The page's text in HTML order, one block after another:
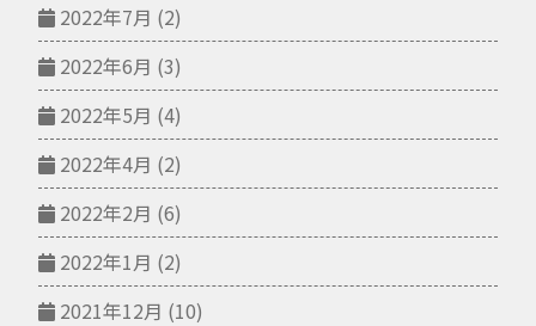
2022年7月 (2)
2022年6月 (3)
2022年5月 (4)
2022年4月 (2)
2022年2月 (6)
2022年1月 (2)
2021年12月 (10)